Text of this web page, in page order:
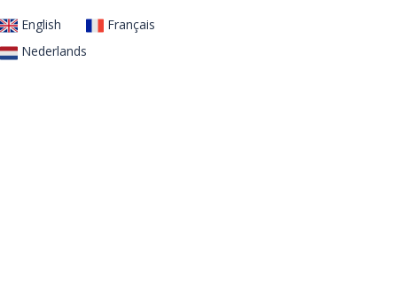
English
Français
Nederlands